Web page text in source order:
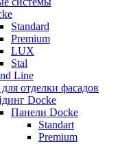
Standard
Premium
LUX
Stal
Line
отделки фасадов
Docke
Панели Docke
Standart
Premium